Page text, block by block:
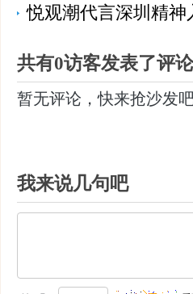
悦观潮代言深圳精神
共有0访客发表了评论
暂无评论，快来抢沙发吧
我来说几句吧